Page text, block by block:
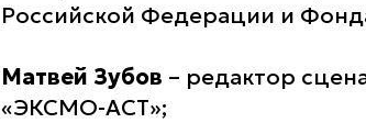
Российской Федерации и
Матвей Зубов – редактор
«ЭКСМО-АСТ»;